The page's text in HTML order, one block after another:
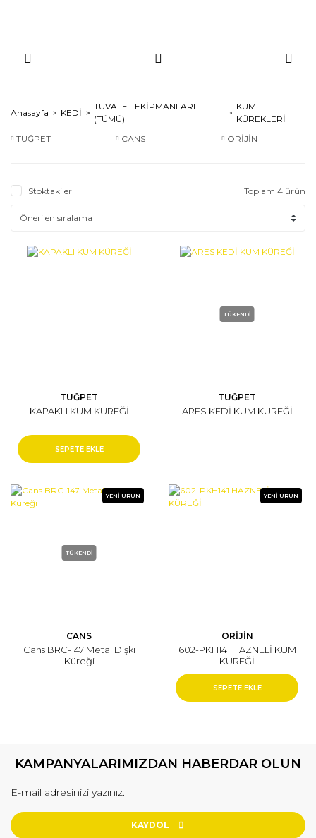
Anasayfa KEDİ
TUVALET EKİPMANLARI
(TÜMÜ)
KUM
KÜREKLERİ
TUĞPET
CANS ORİJİN
Stoktakiler Toplam 4 ürün
TUĞPET
KAPAKLI KUM KÜREĞİ
SEPETE EKLE
TÜKENDİ
TUĞPET
ARES KEDİ KUM KÜREĞİ
YENİ ÜRÜN
TÜKENDİ
CANS
Cans BRC-147 Metal Dışkı
Küreği
YENİ ÜRÜN
ORİJİN
602-PKH141 HAZNELİ KUM
KÜREĞİ
SEPETE EKLE
KAMPANYALARIMIZDAN HABERDAR OLUN
KAYDOL